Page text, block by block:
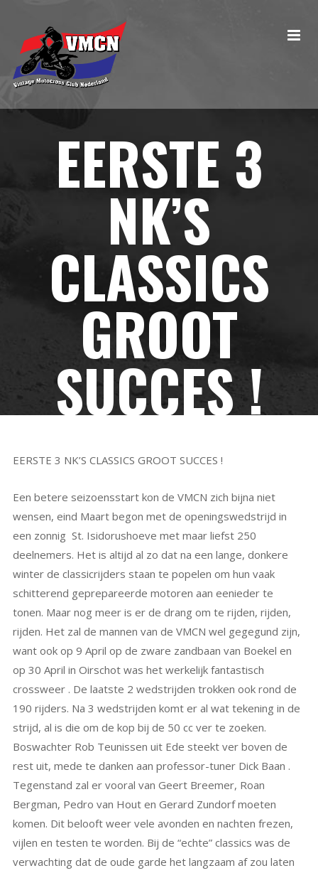
EERSTE 3
NK’S
CLASSICS
GROOT
SUCCES !
EERSTE 3 NK’S CLASSICS GROOT SUCCES !
Een betere seizoensstart kon de VMCN zich bijna niet
wensen, eind Maart begon met de openingswedstrijd in
een zonnig St. Isidorushoeve met maar liefst 250
deelnemers. Het is altijd al zo dat na een lange, donkere
winter de classicrijders staan te popelen om hun vaak
schitterend geprepareerde motoren aan eenieder te
tonen. Maar nog meer is er de drang om te rijden, rijden,
rijden. Het zal de mannen van de VMCN wel gegegund zijn,
want ook op 9 April op de zware zandbaan van Boekel en
op 30 April in Oirschot was het werkelijk fantastisch
crossweer . De laatste 2 wedstrijden trokken ook rond de
190 rijders. Na 3 wedstrijden komt er al wat tekening in de
strijd, al is die om de kop bij de 50 cc ver te zoeken.
Boswachter Rob Teunissen uit Ede steekt ver boven de
rest uit, mede te danken aan professor-tuner Dick Baan .
Tegenstand zal er vooral van Geert Breemer, Roan
Bergman, Pedro van Hout en Gerard Zundorf moeten
komen. Dit belooft weer vele avonden en nachten frezen,
vijlen en testen te worden. Bij de “echte” classics was de
verwachting dat de oude garde het langzaam af zou laten